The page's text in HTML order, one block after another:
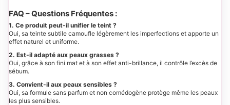
FAQ – Questions Fréquentes :
1. Ce produit peut-il unifier le teint ?
Oui, sa teinte subtile camoufle légèrement les imperfections et apporte un
effet naturel et uniforme.
2. Est-il adapté aux peaux grasses ?
Oui, grâce à son fini mat et à son effet anti-brillance, il contrôle l’excès de
sébum.
3. Convient-il aux peaux sensibles ?
Oui, sa formule sans parfum et non comédogène protège même les peaux
les plus sensibles.